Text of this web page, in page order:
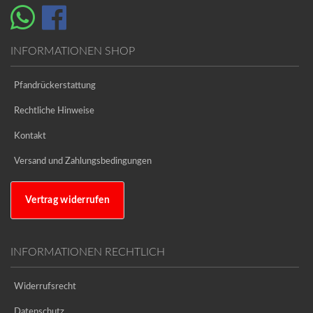
INFORMATIONEN SHOP
Pfandrückerstattung
Rechtliche Hinweise
Kontakt
Versand und Zahlungsbedingungen
Vertrag widerrufen
INFORMATIONEN RECHTLICH
Widerrufsrecht